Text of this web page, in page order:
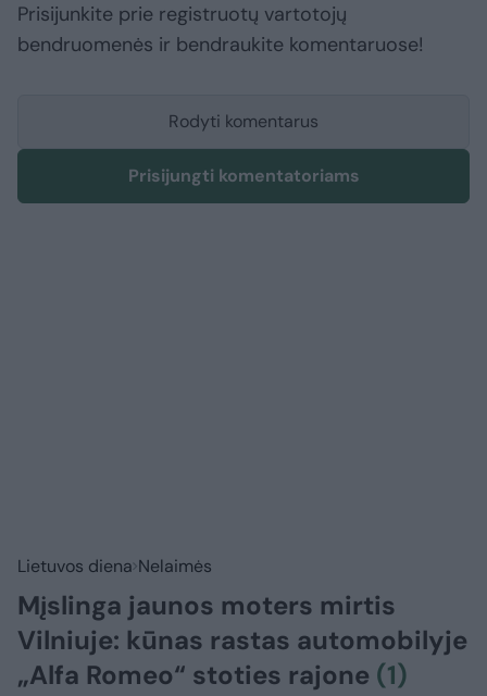
Prisijunkite prie registruotų vartotojų
bendruomenės ir bendraukite komentaruose!
Rodyti komentarus
Prisijungti komentatoriams
Lietuvos diena Nelaimės
Mįslinga jaunos moters mirtis
Vilniuje: kūnas rastas automobilyje
„Alfa Romeo“ stoties rajone (1)